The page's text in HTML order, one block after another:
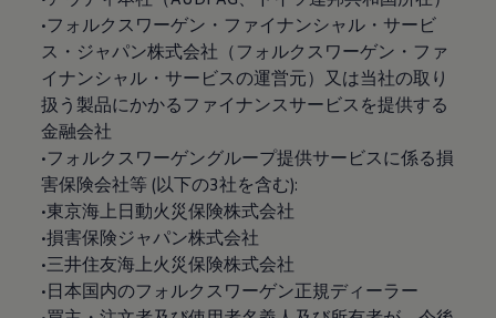
•フォルクスワーゲン・ファイナンシャル・サービ
ス・ジャパン株式会社（フォルクスワーゲン・ファ
イナンシャル・サービスの運営元）又は当社の取り
扱う製品にかかるファイナンスサービスを提供する
金融会社
•フォルクスワーゲングループ提供サービスに係る損
害保険会社等 (以下の3社を含む):
•東京海上日動火災保険株式会社
•損害保険ジャパン株式会社
•三井住友海上火災保険株式会社
•日本国内のフォルクスワーゲン正規ディーラー